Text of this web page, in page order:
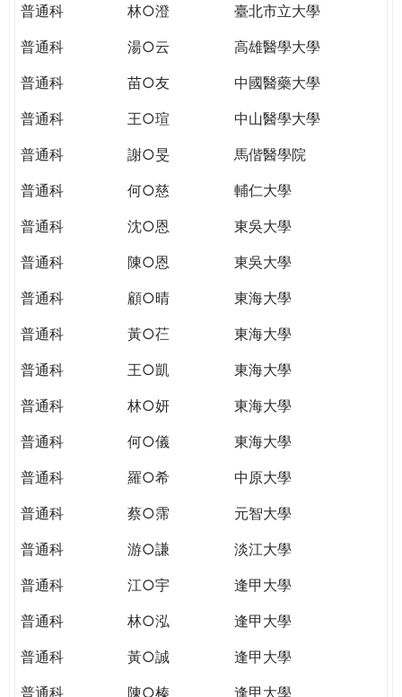
普通科
林○澄
臺北市立大學
普通科
湯○云
高雄醫學大學
普通科
苗○友
中國醫藥大學
普通科
王○瑄
中山醫學大學
普通科
謝○旻
馬偕醫學院
普通科
何○慈
輔仁大學
普通科
沈○恩
東吳大學
普通科
陳○恩
東吳大學
普通科
顧○晴
東海大學
普通科
黃○芢
東海大學
普通科
王○凱
東海大學
普通科
林○妍
東海大學
普通科
何○儀
東海大學
普通科
羅○希
中原大學
普通科
蔡○霈
元智大學
普通科
游○謙
淡江大學
普通科
江○宇
逢甲大學
普通科
林○泓
逢甲大學
普通科
黃○誠
逢甲大學
普通科
陳○榛
逢甲大學